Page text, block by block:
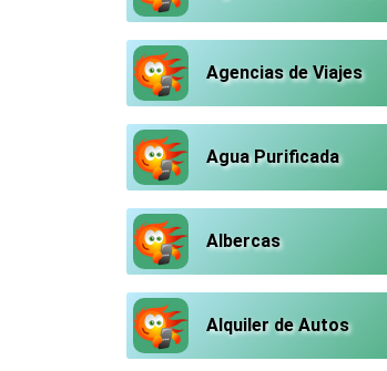
Agencias de Viajes
Agua Purificada
Albercas
Alquiler de Autos